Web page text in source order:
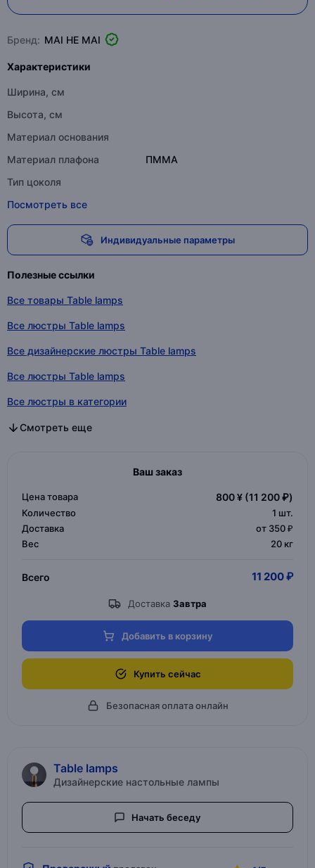
Бренд: MAI HE MAI
Характеристики
Ширина, см
Высота, см
Материал основания
Материал плафона
ПММА
Тип цоколя
Посмотреть все
Индивидуальные параметры
Полезные ссылки
Все товары Table lamps
Все люстры Table lamps
Все дизайнерские люстры Table lamps
Все люстры Table lamps
Все люстры в категории
Все дизайнерские люстры в категории
Все люстры в категории
Смотреть еще
Ваш заказ
Цена товара 800 ¥ (11 200 ₽)
Количество 1 шт.
Доставка
от 350 ₽
Вес
20 кг
Всего 11 200 ₽
Доставка Завтра
Добавить в корзину
Купить сейчас
Безопасная оплата онлайн
Table lamps
Дизайнерские настольные лампы
Начать беседу